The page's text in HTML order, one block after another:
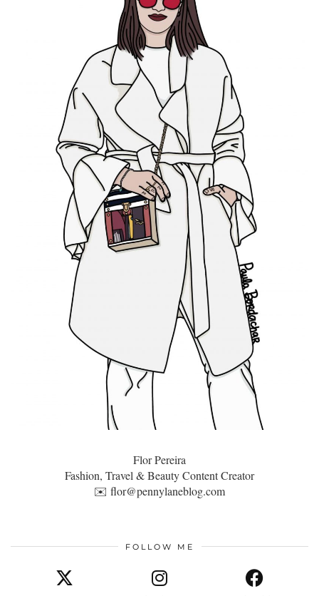
Flor Pereira
Fashion, Travel & Beauty Content Creator
✉️ flor@pennylaneblog.com
FOLLOW ME